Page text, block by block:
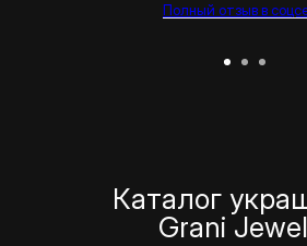
Полный отзыв в
Каталог
Grani